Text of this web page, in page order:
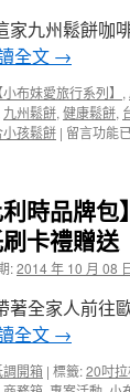
家九州鬆餅咖
全文 →
【小布妹愛旅行系列】 ,
九州鬆餅, 健康鬆餅,
小孩鬆餅 | 在
生
社
區
富
街】
連
名
媛
留言功能
利時品牌
卡禮贈送
:2014 年 10 月 08
著全家人前往
全文 →
調開箱 | 標籤:20吋